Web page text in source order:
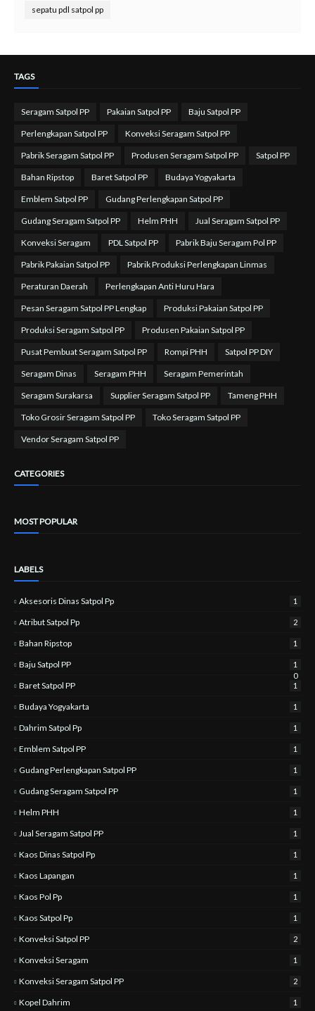
sepatu pdl satpol pp
TAGS
Seragam Satpol PP Pakaian Satpol PP Baju Satpol PP
Perlengkapan Satpol PP Konveksi Seragam Satpol PP
Pabrik Seragam Satpol PP Produsen Seragam Satpol PP Satpol PP
Bahan Ripstop Baret Satpol PP Budaya Yogyakarta
Emblem Satpol PP Gudang Perlengkapan Satpol PP
Gudang Seragam Satpol PP Helm PHH Jual Seragam Satpol PP
Konveksi Seragam PDL Satpol PP Pabrik Baju Seragam Pol PP
Pabrik Pakaian Satpol PP Pabrik Produksi Perlengkapan Linmas
Peraturan Daerah Perlengkapan Anti Huru Hara
Pesan Seragam Satpol PP Lengkap Produksi Pakaian Satpol PP
Produksi Seragam Satpol PP Produsen Pakaian Satpol PP
Pusat Pembuat Seragam Satpol PP Rompi PHH Satpol PP DIY
Seragam Dinas Seragam PHH Seragam Pemerintah
Seragam Surakarsa Supplier Seragam Satpol PP Tameng PHH
Toko Grosir Seragam Satpol PP Toko Seragam Satpol PP
Vendor Seragam Satpol PP
CATEGORIES
MOST POPULAR
LABELS
Aksesoris Dinas Satpol Pp 1
Atribut Satpol Pp 2
Bahan Ripstop 1
Baju Satpol PP
1
0
Baret Satpol PP 1
Budaya Yogyakarta 1
Dahrim Satpol Pp 1
Emblem Satpol PP 1
Gudang Perlengkapan Satpol PP 1
Gudang Seragam Satpol PP 1
Helm PHH 1
Jual Seragam Satpol PP 1
Kaos Dinas Satpol Pp 1
Kaos Lapangan 1
Kaos Pol Pp 1
Kaos Satpol Pp 1
Konveksi Satpol PP 2
Konveksi Seragam 1
Konveksi Seragam Satpol PP 2
Kopel Dahrim 1